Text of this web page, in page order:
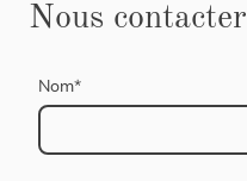
Nous contacter
Nom*